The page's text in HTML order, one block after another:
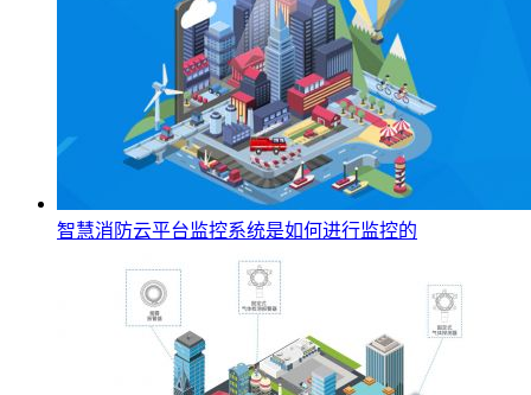
智慧消防云平台监控系统是如何进行监控的